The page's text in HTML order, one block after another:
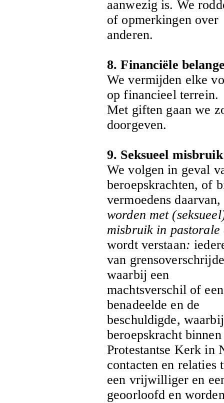
aanwezig is. We
of opmerkingen over
anderen.
8. Financiële
We vermijden elke
op financieel terrein.
Met giften gaan we
doorgeven.
9. Seksueel misbruik
We volgen in geval
beroepskrachten, of
vermoedens
worden met
misbruik in pastorale
wordt verstaan:
van
waarbij een
machtsverschil of
benadeelde en de
beschuldigde,
beroepskracht binnen
Protestantse Kerk in
contacten en relaties
een vrijwilliger en
geoorloofd en